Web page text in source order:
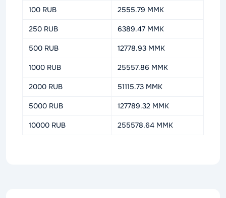
100 RUB 2555.79 MMK
250 RUB 6389.47 MMK
500 RUB 12778.93 MMK
1000 RUB 25557.86 MMK
2000 RUB 51115.73 MMK
5000 RUB 127789.32 MMK
10000 RUB 255578.64 MMK